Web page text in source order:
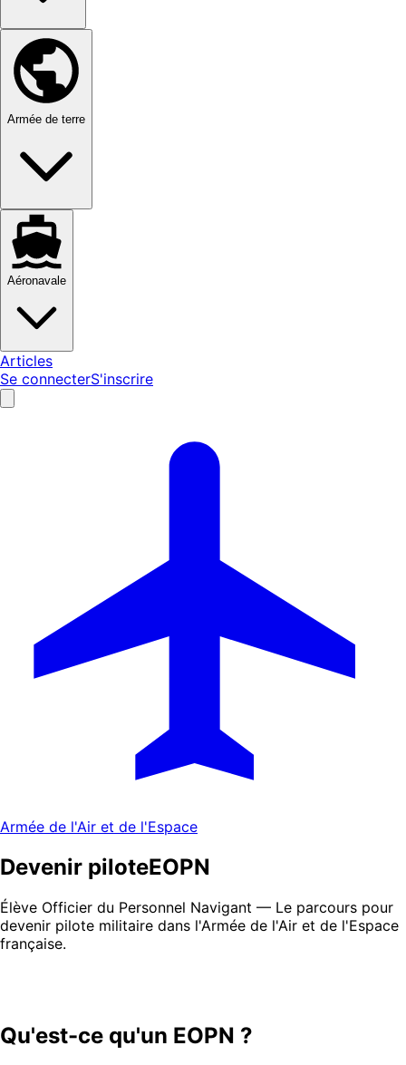
Armée de terre
Aéronavale
Articles
Se connecterS'inscrire
Armée de l'Air et de l'Espace
Devenir piloteEOPN
Élève Officier du Personnel Navigant — Le parcours pour
devenir pilote militaire dans l'Armée de l'Air et de l'Espace
française.
Qu'est-ce qu'un EOPN ?